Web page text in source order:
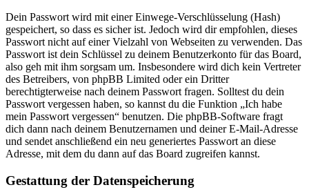
Dein Passwort wird mit einer Einwege-Verschlüsselung (Hash)
gespeichert, so dass es sicher ist. Jedoch wird dir empfohlen, dieses
Passwort nicht auf einer Vielzahl von Webseiten zu verwenden. Das
Passwort ist dein Schlüssel zu deinem Benutzerkonto für das Board,
also geh mit ihm sorgsam um. Insbesondere wird dich kein Vertreter
des Betreibers, von phpBB Limited oder ein Dritter
berechtigterweise nach deinem Passwort fragen. Solltest du dein
Passwort vergessen haben, so kannst du die Funktion „Ich habe
mein Passwort vergessen“ benutzen. Die phpBB-Software fragt
dich dann nach deinem Benutzernamen und deiner E-Mail-Adresse
und sendet anschließend ein neu generiertes Passwort an diese
Adresse, mit dem du dann auf das Board zugreifen kannst.
Gestattung der Datenspeicherung